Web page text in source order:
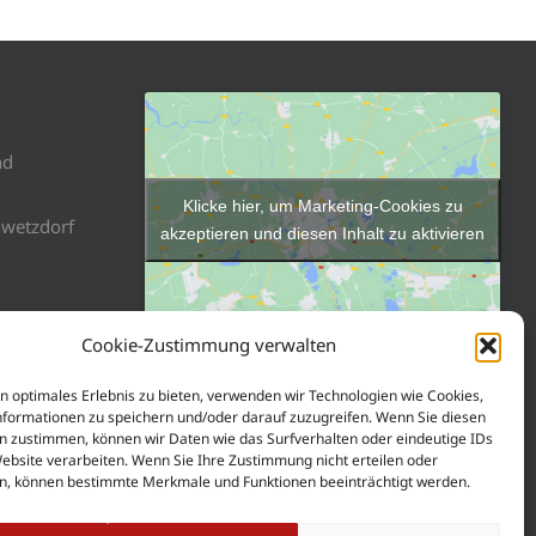
Cookie-Zustimmung verwalten
optimales Erlebnis zu bieten, verwenden wir Technologien wie Cookies,
zu speichern und/oder darauf zuzugreifen. Wenn Sie diesen
zustimmen, können wir Daten wie das Surfverhalten oder eindeutige IDs
verarbeiten. Wenn Sie Ihre Zustimmung nicht erteilen oder
können bestimmte Merkmale und Funktionen beeinträchtigt werden.
Klicke hier, um Marketing-Cookies zu
akzeptieren und diesen Inhalt zu aktivieren